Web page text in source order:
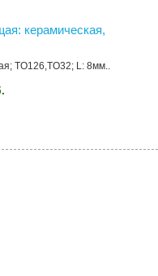
керамическая,
TO126,TO32; L: 8мм..